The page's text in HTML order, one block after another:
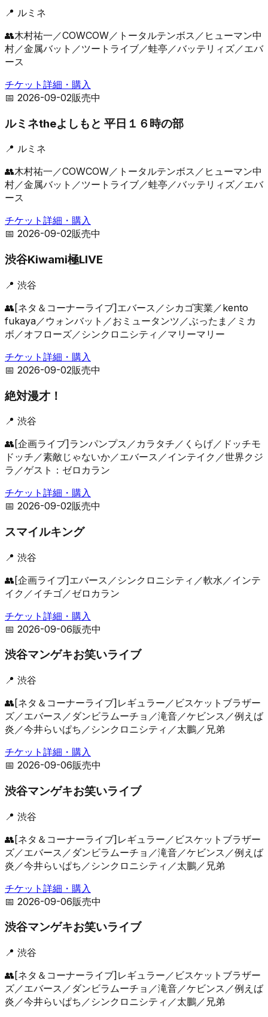
📍 ルミネ
👥木村祐一／COWCOW／トータルテンボス／ヒューマン中
村／金属バット／ツートライブ／蛙亭／バッテリィズ／エバ
ース
チケット詳細・購入
📅 2026-09-02販売中
ルミネtheよしもと 平日１６時の部
📍 ルミネ
👥木村祐一／COWCOW／トータルテンボス／ヒューマン中
村／金属バット／ツートライブ／蛙亭／バッテリィズ／エバ
ース
チケット詳細・購入
📅 2026-09-02販売中
渋谷Kiwami極LIVE
📍 渋谷
👥[ネタ＆コーナーライブ]エバース／シカゴ実業／kento
fukaya／ウォンバット／おミュータンツ／ぶったま／ミカ
ボ／オフローズ／シンクロニシティ／マリーマリー
チケット詳細・購入
📅 2026-09-02販売中
絶対漫才！
📍 渋谷
👥 [企画ライブ]ランパンプス／カラタチ／くらげ／ドッチモ
ドッチ／素敵じゃないか／エバース／インテイク／世界クジ
ラ／ゲスト：ゼロカラン
チケット詳細・購入
📅 2026-09-02販売中
スマイルキング
📍 渋谷
👥[企画ライブ]エバース／シンクロニシティ／軟水／インテ
イク／イチゴ／ゼロカラン
チケット詳細・購入
📅 2026-09-06販売中
渋谷マンゲキお笑いライブ
📍 渋谷
👥 [ネタ＆コーナーライブ]レギュラー／ビスケットブラザー
ズ／エバース／ダンビラムーチョ／滝音／ケビンス／例えば
炎／今井らいぱち／シンクロニシティ／太鵬／兄弟
チケット詳細・購入
📅 2026-09-06販売中
渋谷マンゲキお笑いライブ
📍 渋谷
👥[ネタ＆コーナーライブ]レギュラー／ビスケットブラザー
ズ／エバース／ダンビラムーチョ／滝音／ケビンス／例えば
炎／今井らいぱち／シンクロニシティ／太鵬／兄弟
チケット詳細・購入
📅 2026-09-06販売中
渋谷マンゲキお笑いライブ
📍 渋谷
👥 [ネタ＆コーナーライブ]レギュラー／ビスケットブラザー
ズ／エバース／ダンビラムーチョ／滝音／ケビンス／例えば
炎／今井らいぱち／シンクロニシティ／太鵬／兄弟